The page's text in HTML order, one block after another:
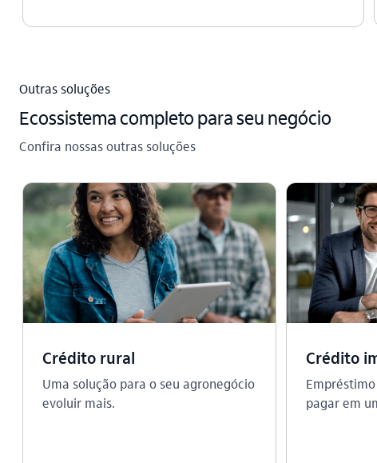
Outras soluções
Ecossistema completo para seu negócio
Confira nossas outras soluções
Crédito rural​
Uma solução para o seu agronegócio
evoluir mais.
Crédito
pagar em